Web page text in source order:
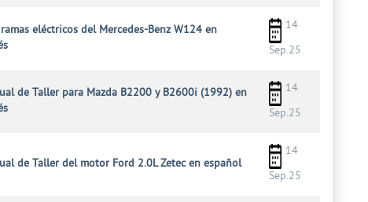
eléctricos del Mercedes-Benz W124 en
14
Sep.25
de Taller para Mazda B2200 y B2600i (1992) en
14
Sep.25
de Taller del motor Ford 2.0L Zetec en español
14
Sep.25